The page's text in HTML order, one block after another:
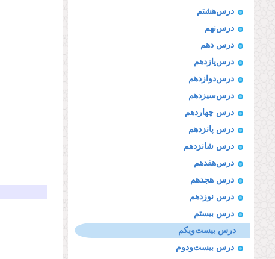
درس‌هشتم
درس‌نهم
درس دهم
درس‌یازدهم
درس‌دوازدهم
درس‌سیزدهم
درس چهاردهم
درس پانزدهم
درس شانزدهم
درس‌هفدهم
درس هجدهم
درس نوزدهم
درس بیستم
درس بیست‌ویكم
درس بیست‌ودوم